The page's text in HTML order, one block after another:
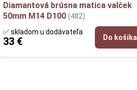
Diamantová brúsna matica valček
50mm M14 D100 (482)
✅ skladom u dodávateľa
33 € Do košíka